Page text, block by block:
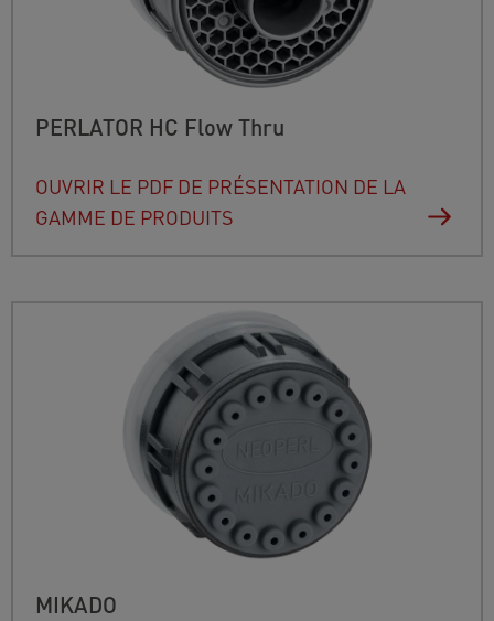
PERLATOR HC Flow Thru
OUVRIR LE PDF DE PRÉSENTATION DE LA
GAMME DE PRODUITS
MIKADO